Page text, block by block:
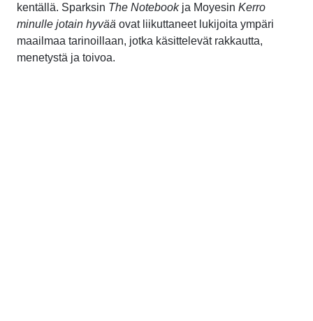
kentällä. Sparksin The Notebookja Moyesin Kerro
minulle jotain hyvää ovat liikuttaneet lukijoita ympäri
maailmaa tarinoillaan, jotka käsittelevät rakkautta,
menetystä ja toivoa.